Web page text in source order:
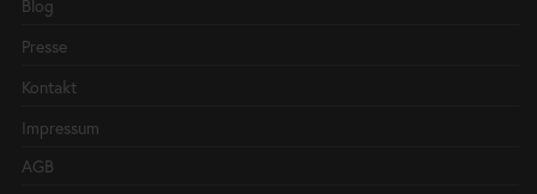
Blog
Presse
Kontakt
Impressum
AGB